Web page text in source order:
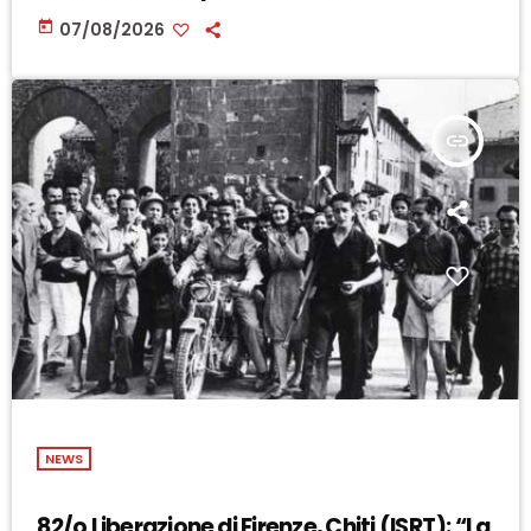
today 07/08/2026
insert_link
NEWS